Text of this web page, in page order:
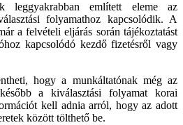
leggyakrabban említett eleme az
folyamathoz kapcsolódik. A
a felvételi eljárás során tájékoztatást
kapcsolódó kezdő fizetésről vagy
hogy a munkáltatónak még az
a kiválasztási folyamat korai
kell adnia arról, hogy az adott
között tölthető be.